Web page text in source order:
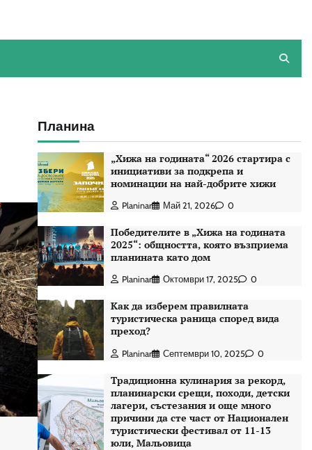
Планина
„Хижа на годината“ 2026 стартира с
инициативи за подкрепа и
номинации на най-добрите хижи
Planinar Май 21, 2026 0
Победителите в „Хижа на годината
2025“: общността, която възприема
планината като дом
Planinar Октомври 17, 2025 0
Как да изберем правилната
туристическа раница според вида
преход?
Planinar Септември 10, 2025 0
Традиционна кулинария за рекорд,
планинарски срещи, походи, детски
лагери, състезания и още много
причини да сте част от Национален
туристически фестивал от 11-13
юли, Мальовица